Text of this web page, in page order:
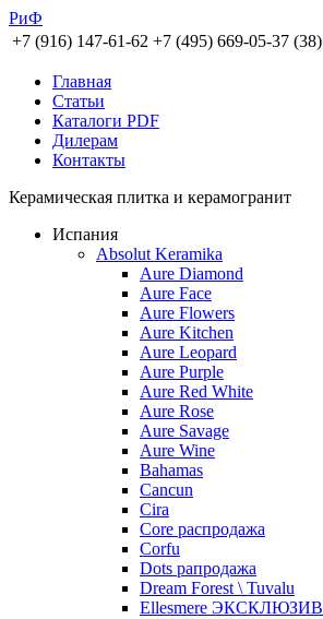
РиФ
+7 (916) 147-61-62 +7 (495) 669-05-37 (38)
Главная
Статьи
Каталоги PDF
Дилерам
Контакты
Керамическая плитка и керамогранит
Испания
Absolut Keramika
Aure Diamond
Aure Face
Aure Flowers
Aure Kitchen
Aure Leopard
Aure Purple
Aure Red White
Aure Rose
Aure Savage
Aure Wine
Bahamas
Cancun
Cira
Core распродажа
Corfu
Dots рапродажа
Dream Forest \ Tuvalu
Ellesmere ЭКСКЛЮЗИВ